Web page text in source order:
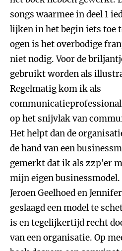
songs waarmee in deel 1
lijken in het begin iets toe
ogen is het overbodige
niet nodig. Voor de
gebruikt worden als
Regelmatig kom ik als
op het snijvlak van
Het helpt dan de
de hand van een
gemerkt dat ik als zzp'er
mijn eigen businessmodel.
Jeroen Geelhoed en
geslaagd een model te
is en tegelijkertijd recht
van een organisatie. Op